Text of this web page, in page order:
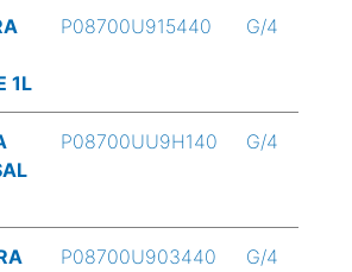
1L
P08700U915440 G/4
P08700UU9H140 G/4
P08700U903440 G/4